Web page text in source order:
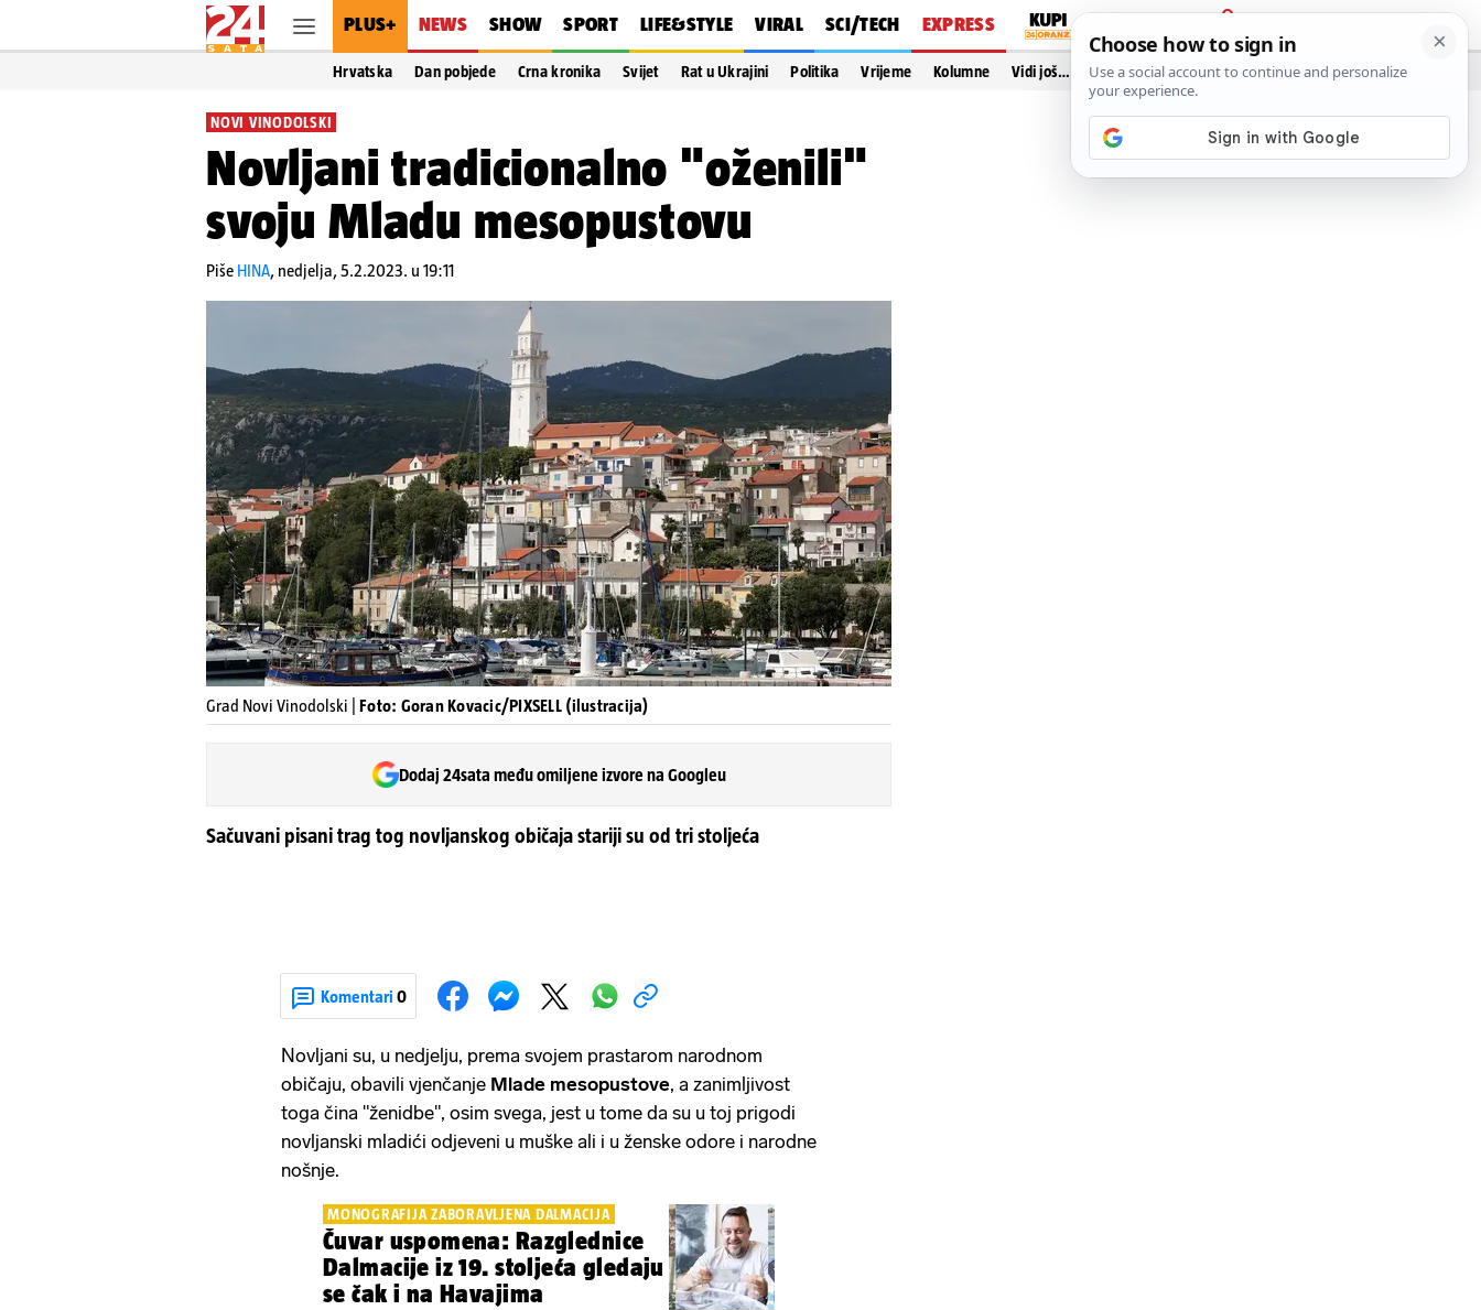
PLUS+ NEWS SHOW SPORT LIFE&STYLE VIRAL SCI/TECH EXPRESS
PRIJAVA
Hrvatska Dan pobjede Crna kronika Svijet Rat u Ukrajini Politika Vrijeme Kolumne Vidi još…
NOVI VINODOLSKI
Novljani tradicionalno "oženili"
svoju Mladu mesopustovu
Piše HINA, nedjelja, 5.2.2023. u 19:11
Grad Novi Vinodolski | Foto: Goran Kovacic/PIXSELL (ilustracija)
Dodaj 24sata među omiljene izvore na Googleu
Sačuvani pisani trag tog novljanskog običaja stariji su od tri stoljeća
Komentari 0
Novljani su, u nedjelju, prema svojem prastarom narodnom
običaju, obavili vjenčanje Mlade mesopustove, a zanimljivost
toga čina "ženidbe", osim svega, jest u tome da su u toj prigodi
novljanski mladići odjeveni u muške ali i u ženske odore i narodne
nošnje.
MONOGRAFIJA ZABORAVLJENA DALMACIJA
Čuvar uspomena: Razglednice
Dalmacije iz 19. stoljeća gledaju
se čak i na Havajima